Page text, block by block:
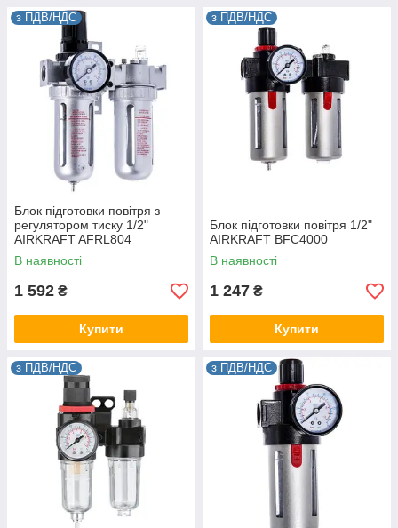
з ПДВ/НДС
Блок підготовки повітря з
регулятором тиску 1/2"
AIRKRAFT AFRL804
В наявності
1 592 ₴
Купити
з ПДВ/НДС
Блок підготовки повітря 1/2"
AIRKRAFT BFC4000
В наявності
1 247 ₴
Купити
з ПДВ/НДС з ПДВ/НДС